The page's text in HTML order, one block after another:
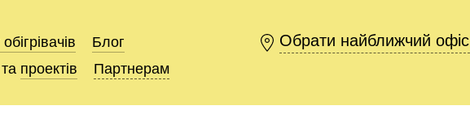
обігрівачів
Блог
та проектів Партнерам
Обрати найближчий офіс
обігрівачів
Блог
та проектів Партнерам
Обрати найближчий офіс